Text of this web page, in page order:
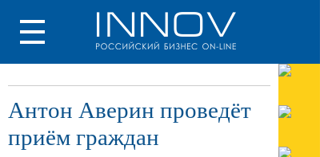
Антон Аверин проведёт
приём граждан